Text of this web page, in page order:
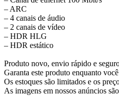
– ARC
– 4 canais de áudio
– 2 canais de vídeo
– HDR HLG
– HDR estático
Produto novo, envio rápido e
Garanta este produto enquanto
Os estoques são limitados e os
As imagens em nossos anúncios